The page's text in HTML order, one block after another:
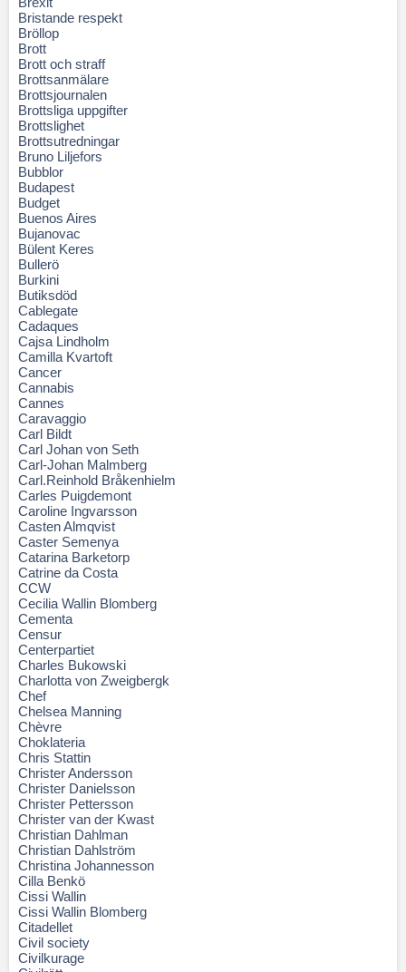
Bristande respekt
Bröllop
Brott
Brott och straff
Brottsanmälare
Brottsjournalen
Brottsliga uppgifter
Brottslighet
Brottsutredningar
Bruno Liljefors
Bubblor
Budapest
Budget
Buenos Aires
Bujanovac
Bülent Keres
Bullerö
Burkini
Butiksdöd
Cablegate
Cadaques
Cajsa Lindholm
Camilla Kvartoft
Cancer
Cannabis
Cannes
Caravaggio
Carl Bildt
Carl Johan von Seth
Carl-Johan Malmberg
Carl.Reinhold Bråkenhielm
Carles Puigdemont
Caroline Ingvarsson
Casten Almqvist
Caster Semenya
Catarina Barketorp
Catrine da Costa
CCW
Cecilia Wallin Blomberg
Cementa
Censur
Centerpartiet
Charles Bukowski
Charlotta von Zweigbergk
Chef
Chelsea Manning
Chèvre
Choklateria
Chris Stattin
Christer Andersson
Christer Danielsson
Christer Pettersson
Christer van der Kwast
Christian Dahlman
Christian Dahlström
Christina Johannesson
Cilla Benkö
Cissi Wallin
Cissi Wallin Blomberg
Citadellet
Civil society
Civilkurage